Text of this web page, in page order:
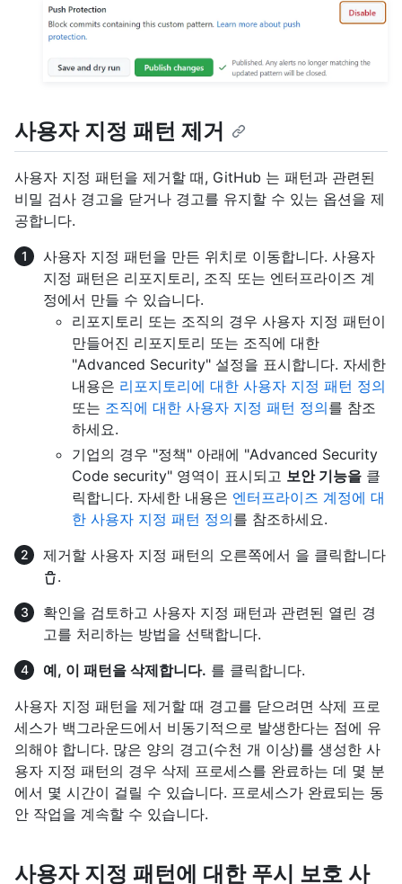
사용자 지정 패턴 제거
사용자 지정 패턴을 제거할 때, GitHub 는 패턴과 관련된
비밀 검사 경고을 닫거나 경고를 유지할 수 있는 옵션을 제
공합니다.
사용자 지정 패턴을 만든 위치로 이동합니다. 사용자
지정 패턴은 리포지토리, 조직 또는 엔터프라이즈 계
정에서 만들 수 있습니다.
리포지토리 또는 조직의 경우 사용자 지정 패턴이
만들어진 리포지토리 또는 조직에 대한
"Advanced Security" 설정을 표시합니다. 자세한
내용은 리포지토리에 대한 사용자 지정 패턴 정의
또는 조직에 대한 사용자 지정 패턴 정의를 참조
하세요.
기업의 경우 "정책" 아래에 "Advanced Security
Code security" 영역이 표시되고 보안 기능을 클
릭합니다. 자세한 내용은 엔터프라이즈 계정에 대
한 사용자 지정 패턴 정의를 참조하세요.
제거할 사용자 지정 패턴의 오른쪽에서 을 클릭합니다
.
확인을 검토하고 사용자 지정 패턴과 관련된 열린 경
고를 처리하는 방법을 선택합니다.
예, 이 패턴을 삭제합니다. 를 클릭합니다.
사용자 지정 패턴을 제거할 때 경고를 닫으려면 삭제 프로
세스가 백그라운드에서 비동기적으로 발생한다는 점에 유
의해야 합니다. 많은 양의 경고(수천 개 이상)를 생성한 사
용자 지정 패턴의 경우 삭제 프로세스를 완료하는 데 몇 분
에서 몇 시간이 걸릴 수 있습니다. 프로세스가 완료되는 동
안 작업을 계속할 수 있습니다.
사용자 지정 패턴에 대한 푸시 보호 사